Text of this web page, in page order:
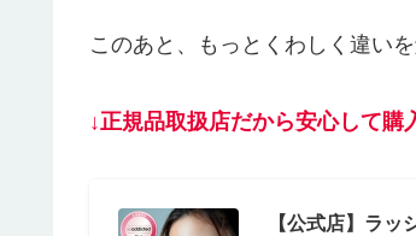
このあと、もっとくわしく違い
↓正規品取扱店だから安心して購
【公式店】ラ